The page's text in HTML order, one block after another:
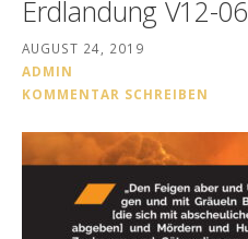
Erdlandung V12-06
AUGUST 24, 2019
ADMIN
KOMMENTAR SCHREIBEN